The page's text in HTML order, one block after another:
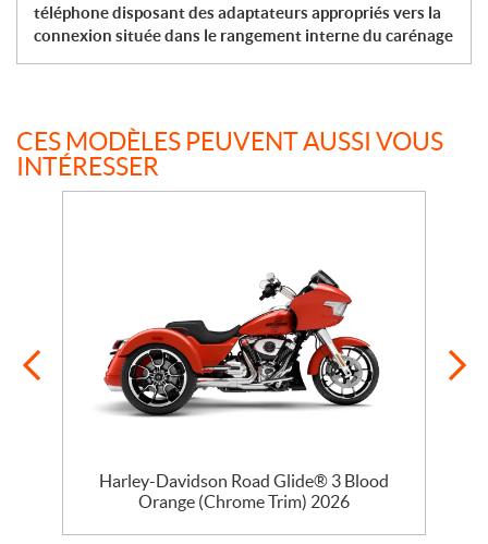
téléphone disposant des adaptateurs appropriés vers la
connexion située dans le rangement interne du carénage
CES MODÈLES PEUVENT AUSSI VOUS
INTÉRESSER
Harley-Davidson Road Glide® 3 Blood
Orange (Chrome Trim) 2026